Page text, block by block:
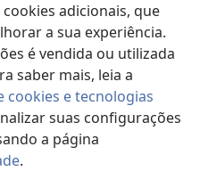
adicionais, que
a sua experiência.
é vendida ou utilizada
saber mais, leia a
cookies e tecnologias
suas configurações
a página
.
Tract Society of Pennsylvania.